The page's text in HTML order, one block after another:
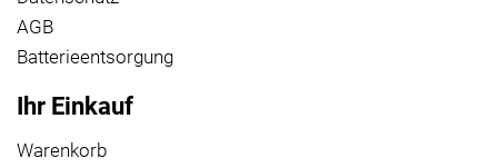
AGB
Batterieentsorgung
Ihr Einkauf
Warenkorb